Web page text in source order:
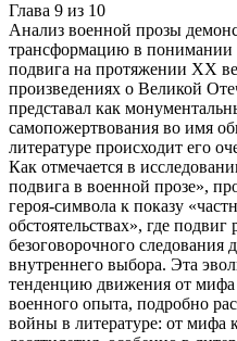
Глава 9 из 10
Анализ военной прозы
трансформацию в понимании
подвига на протяжении XX
произведениях о Великой
представал как
самопожертвования во имя
литературе происходит его
Как отмечается в
подвига в военной прозе»,
героя-символа к показу
обстоятельствах», где подвиг
безоговорочного следования
внутреннего выбора. Эта
тенденцию движения от мифа
военного опыта, подробно
войны в литературе: от мифа